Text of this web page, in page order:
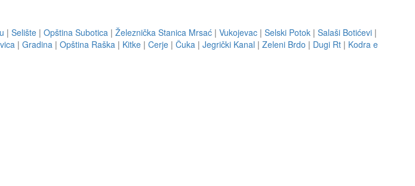
| Selište | Opština Subotica | Železnička Stanica Mrsać | Vukojevac | Selski Potok | Salaši Botićevi |
| Gradina | Opština Raška | Kitke | Cerje | Čuka | Jegrički Kanal | Zeleni Brdo | Dugi Rt | Kodra e